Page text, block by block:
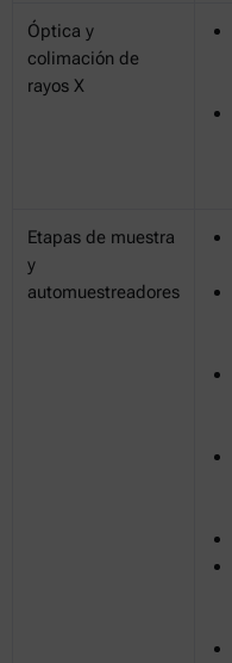
Óptica y
colimación de
rayos X
Etapas de muestra
y
automuestreadores